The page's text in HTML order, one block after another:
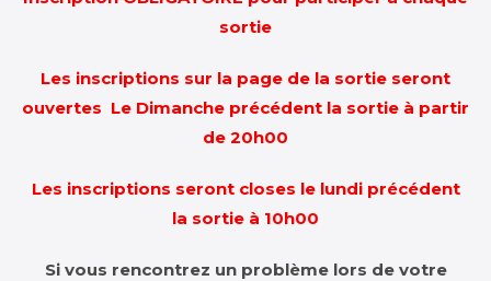
sortie
Les inscriptions sur la page de la sortie seront
ouvertes Le Dimanche précédent la sortie à partir
de 20h00
Les inscriptions seront closes le lundi précédent
la sortie à 10h00
Si vous rencontrez un problème lors de votre